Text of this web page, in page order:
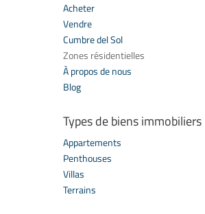
Acheter
Vendre
Cumbre del Sol
Zones résidentielles
À propos de nous
Blog
Types de biens immobiliers
Appartements
Penthouses
Villas
Terrains